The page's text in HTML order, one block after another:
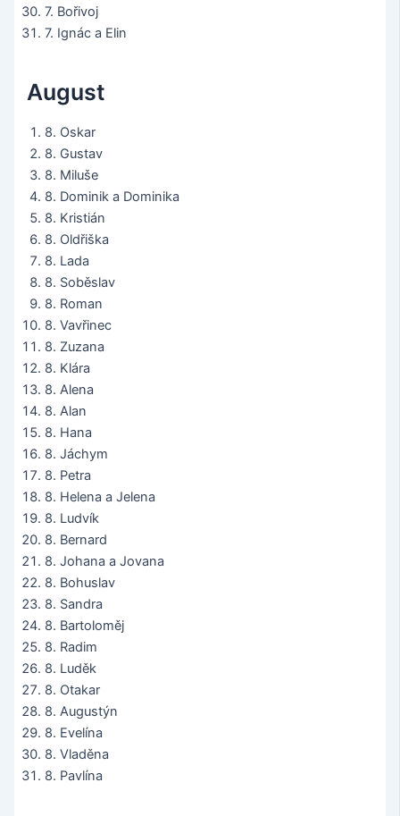
7. Bořivoj
7. Ignác a Elin
August
8. Oskar
8. Gustav
8. Miluše
8. Dominik a Dominika
8. Kristián
8. Oldřiška
8. Lada
8. Soběslav
8. Roman
8. Vavřinec
8. Zuzana
8. Klára
8. Alena
8. Alan
8. Hana
8. Jáchym
8. Petra
8. Helena a Jelena
8. Ludvík
8. Bernard
8. Johana a Jovana
8. Bohuslav
8. Sandra
8. Bartoloměj
8. Radim
8. Luděk
8. Otakar
8. Augustýn
8. Evelína
8. Vladěna
8. Pavlína